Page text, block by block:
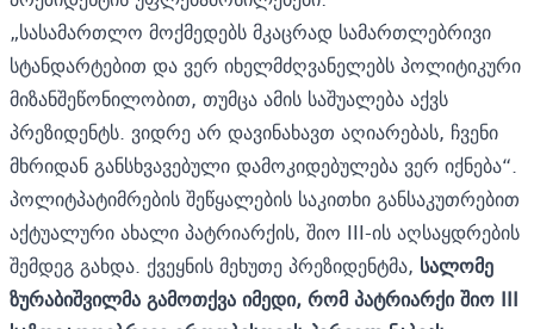
„სასამართლო მოქმედებს მკაცრად სამართლებრივი
სტანდარტებით და ვერ იხელმძღვანელებს პოლიტიკური
მიზანშეწონილობით, თუმცა ამის საშუალება აქვს
პრეზიდენტს. ვიდრე არ დავინახავთ აღიარებას, ჩვენი
მხრიდან განსხვავებული დამოკიდებულება ვერ იქნება“.
პოლიტპატიმრების შეწყალების საკითხი განსაკუთრებით
აქტუალური ახალი პატრიარქის, შიო III-ის აღსაყდრების
შემდეგ გახდა. ქვეყნის მეხუთე პრეზიდენტმა, სალომე
ზურაბიშვილმა გამოთქვა იმედი, რომ პატრიარქი შიო III